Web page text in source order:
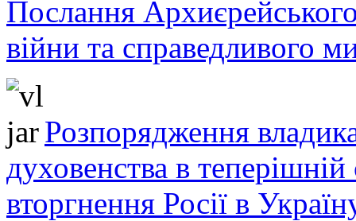
Послання
війни та справедливого
Розпорядження
духовенства в теперішній
вторгнення Росії в